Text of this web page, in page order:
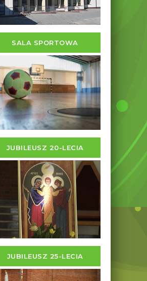
SALA SPORTOWA
JUBILEUSZ 20-LECIA
JUBILEUSZ 25-LECIA